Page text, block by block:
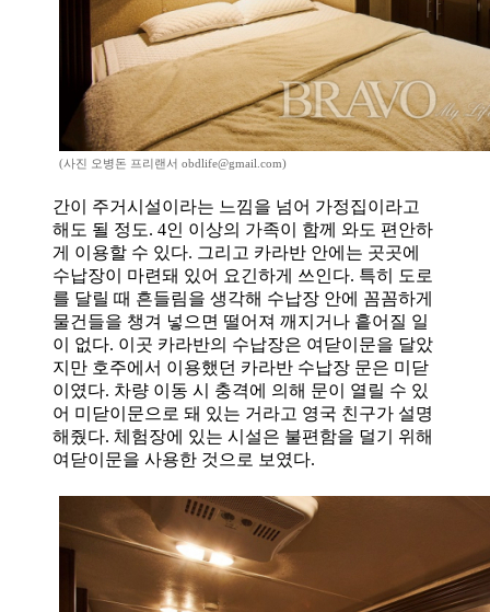
(사진 오병돈 프리랜서 obdlife@gmail.com)
간이 주거시설이라는 느낌을 넘어 가정집이라고
해도 될 정도. 4인 이상의 가족이 함께 와도 편안하
게 이용할 수 있다. 그리고 카라반 안에는 곳곳에
수납장이 마련돼 있어 요긴하게 쓰인다. 특히 도로
를 달릴 때 흔들림을 생각해 수납장 안에 꼼꼼하게
물건들을 챙겨 넣으면 떨어져 깨지거나 흩어질 일
이 없다. 이곳 카라반의 수납장은 여닫이문을 달았
지만 호주에서 이용했던 카라반 수납장 문은 미닫
이였다. 차량 이동 시 충격에 의해 문이 열릴 수 있
어 미닫이문으로 돼 있는 거라고 영국 친구가 설명
해줬다. 체험장에 있는 시설은 불편함을 덜기 위해
여닫이문을 사용한 것으로 보였다.